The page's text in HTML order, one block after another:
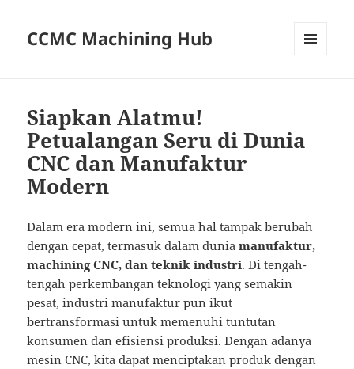
CCMC Machining Hub
Siapkan Alatmu!
Petualangan Seru di Dunia
CNC dan Manufaktur
Modern
Dalam era modern ini, semua hal tampak berubah
dengan cepat, termasuk dalam duniamanufaktur,
machining CNC, dan teknik industri. Di tengah-
tengah perkembangan teknologi yang semakin
pesat, industri manufaktur pun ikut
bertransformasi untuk memenuhi tuntutan
konsumen dan efisiensi produksi. Dengan adanya
mesin CNC, kita dapat menciptakan produk dengan